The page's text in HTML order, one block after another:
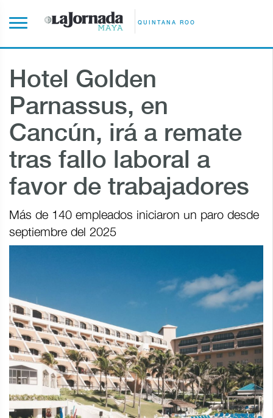
QUINTANA ROO
Hotel Golden
Parnassus, en
Cancún, irá a remate
tras fallo laboral a
favor de trabajadores
Más de 140 empleados iniciaron un paro desde
septiembre del 2025